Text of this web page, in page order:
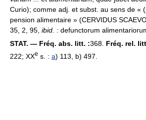
Curio); comme adj. et subst. au sens de « (
pension alimentaire » (CERVIDUS
35, 2, 95, ibid. : defunctorum
STAT. — Fréq. abs. litt. :368. Fréq. rel.
222; XXe s. : a) 113, b) 497.